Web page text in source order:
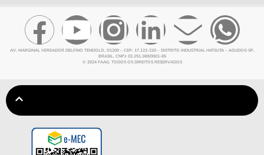
AV. MARGINAL VEREADOR DELFINO TENDOLO, D1200 – CEP: 17.123-220 – DISTRITO INDUSTRIAL HATSUTA – AGUDOS-SP,
BRASIL. CNPJ: 03.251.369/0001-65
© 2024 FAAG. TODOS OS DIREITOS RESERVADOS